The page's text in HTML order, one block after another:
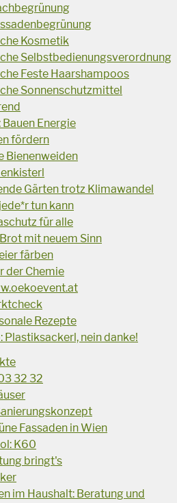
Kosmetik
Selbstbedienungsverordnung
Feste Haarshampoos
Sonnenschutzmittel
Energie
fördern
Bienenweiden
Gärten trotz Klimawandel
tun kann
für alle
mit neuem Sinn
färben
der Chemie
Rezepte
nein danke!
32 32
Fassaden in Wien
K60
bringt's
im Haushalt: Beratung und